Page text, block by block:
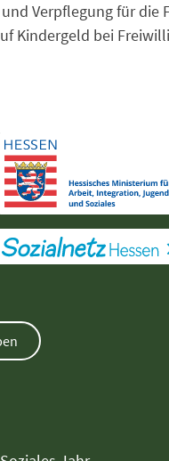
Verpflegung für die
Kindergeld bei